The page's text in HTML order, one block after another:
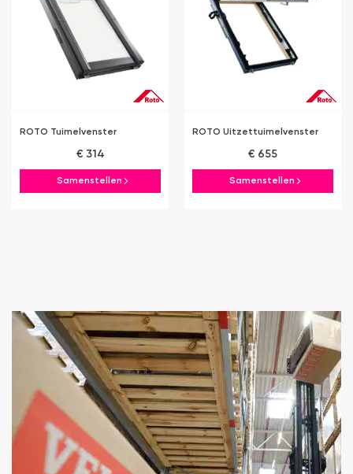
ROTO Tuimelvenster
€ 314
Samenstellen
ROTO Uitzettuimelvenster
€ 655
Samenstellen